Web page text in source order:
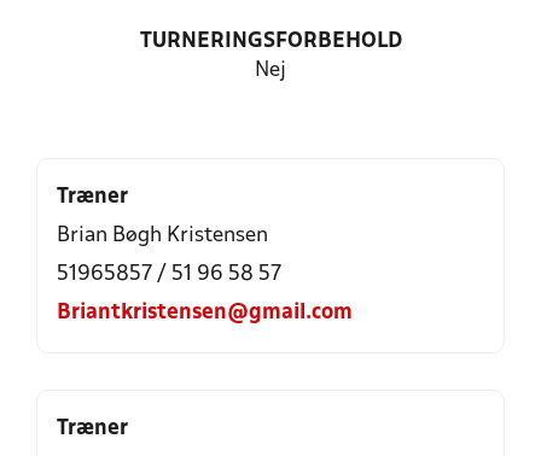
TURNERINGSFORBEHOLD
Nej
Træner
Brian Bøgh Kristensen
51965857 / 51 96 58 57
Briantkristensen@gmail.com
Træner